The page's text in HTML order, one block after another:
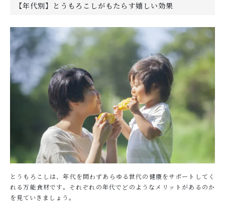
【年代別】とうもろこしがもたらす嬉しい効果
とうもろこしは、年代を問わずあらゆる世代の健康をサポートしてく
れる万能食材です。それぞれの年代でどのようなメリットがあるのか
を見ていきましょう。